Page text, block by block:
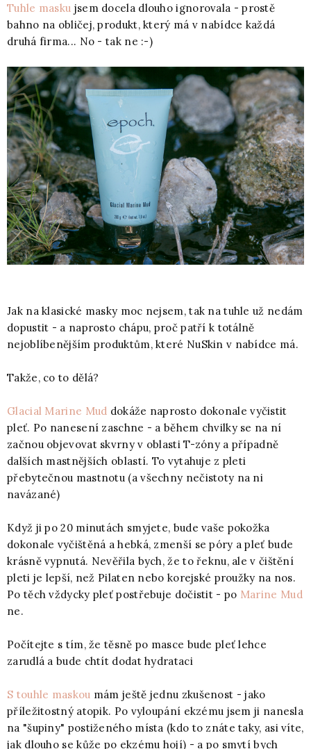
Tuhle masku jsem docela dlouho ignorovala - prostě
bahno na obličej, produkt, který má v nabídce každá
druhá firma... No - tak ne :-)
Jak na klasické masky moc nejsem, tak na tuhle už nedám
dopustit - a naprosto chápu, proč patří k totálně
nejoblíbenějším produktům, které NuSkin v nabídce má.
Takže, co to dělá?
Glacial Marine Mud dokáže naprosto dokonale vyčistit
pleť. Po nanesení zaschne - a během chvilky se na ní
začnou objevovat skvrny v oblasti T-zóny a případně
dalších mastnějších oblastí. To vytahuje z pleti
přebytečnou mastnotu (a všechny nečistoty na ni
navázané)
Když ji po 20 minutách smyjete, bude vaše pokožka
dokonale vyčištěná a hebká, zmenší se póry a pleť bude
krásně vypnutá. Nevěřila bych, že to řeknu, ale v čištění
pleti je lepší, než Pilaten nebo korejské proužky na nos.
Po těch vždycky pleť postřebuje dočistit - po Marine Mud
ne.
Počítejte s tím, že těsně po masce bude pleť lehce
zarudlá a bude chtít dodat hydrataci
S touhle maskou mám ještě jednu zkušenost - jako
příležitostný atopik. Po vyloupání ekzému jsem ji nanesla
na "šupiny" postiženého místa (kdo to znáte taky, asi víte,
jak dlouho se kůže po ekzému hojí) - a po smytí bych